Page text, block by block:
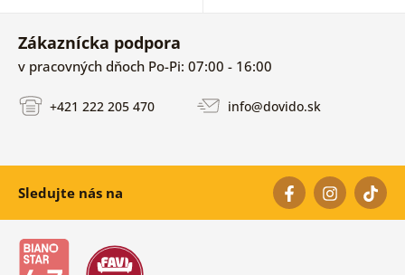
Zákaznícka podpora
v pracovných dňoch Po-Pi: 07:00 - 16:00
+421 222 205 470 info@dovido.sk
Sledujte nás na